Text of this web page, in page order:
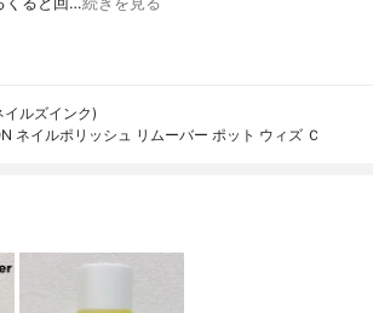
イルズインク)
ネイルポリッシュ リムーバー ポット ウィズ Ｃ